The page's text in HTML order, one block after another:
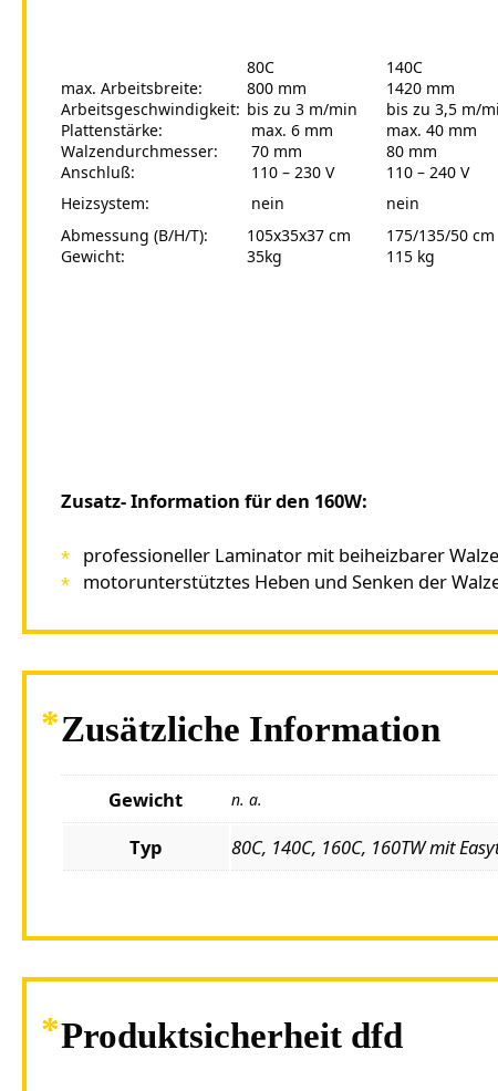
80C 140C
max. Arbeitsbreite:
800 mm 1420 mm
Arbeitsgeschwindigkeit: bis zu 3 m/min bis zu 3,5 m/
Plattenstärke:
max. 6 mm max. 40 mm
Walzendurchmesser:
70 mm 80 mm
Anschluß:
110 – 230 V 110 – 240 V
Heizsystem:
nein nein
Abmessung (B/H/T):
105x35x37 cm 175/135/50 cm
Gewicht:
35kg 115 kg
Zusatz- Information für den 160W:
professioneller Laminator mit beiheizbarer Walze
motorunterstütztes Heben und Senken der
Zusätzliche Information
Gewicht n. a.
Typ 80C, 140C, 160C, 160TW mit
Produktsicherheit dfd